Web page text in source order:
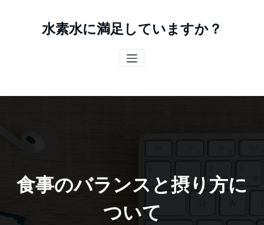
キ
水素水に満足していますか？
食事のバランスと摂り方に
ついて